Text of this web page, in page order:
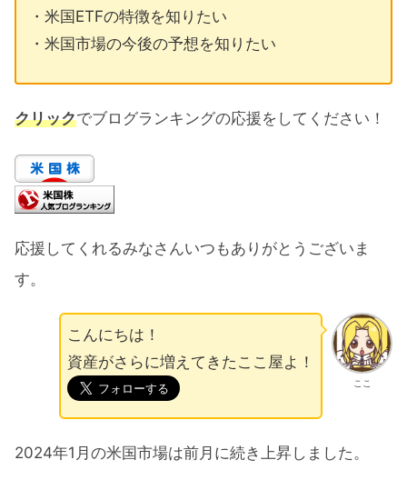
・米国ETFの特徴を知りたい
・米国市場の今後の予想を知りたい
クリックでブログランキングの応援をしてください！
応援してくれるみなさんいつもありがとうございま
す。
ここ
こんにちは！
資産がさらに増えてきたここ屋よ！
2024年1月の米国市場は前月に続き上昇しました。